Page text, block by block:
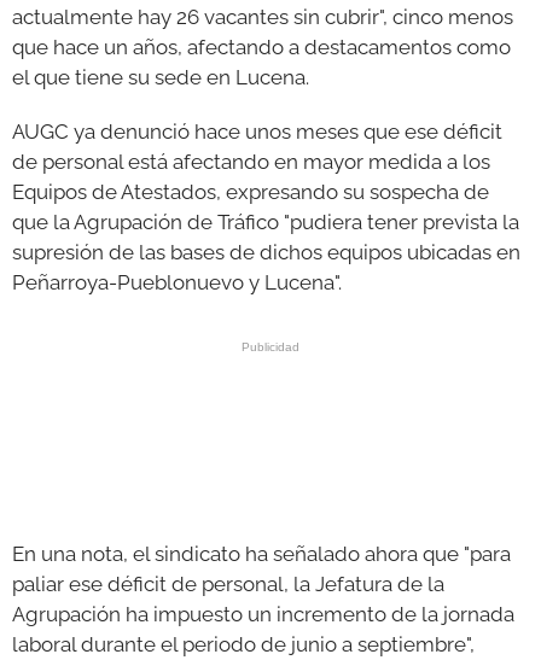
actualmente hay 26 vacantes sin cubrir", cinco menos
que hace un años, afectando a destacamentos como
el que tiene su sede en Lucena.
AUGC ya denunció hace unos meses que ese déficit
de personal está afectando en mayor medida a los
Equipos de Atestados, expresando su sospecha de
que la Agrupación de Tráfico "pudiera tener prevista la
supresión de las bases de dichos equipos ubicadas en
Peñarroya-Pueblonuevo y Lucena".
En una nota, el sindicato ha señalado ahora que "para
paliar ese déficit de personal, la Jefatura de la
Agrupación ha impuesto un incremento de la jornada
laboral durante el periodo de junio a septiembre",